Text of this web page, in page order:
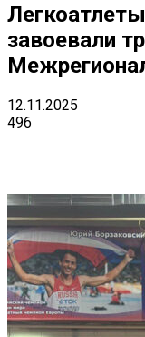
завоевали
12.11.2025
496